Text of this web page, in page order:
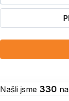
Našli jsme 330